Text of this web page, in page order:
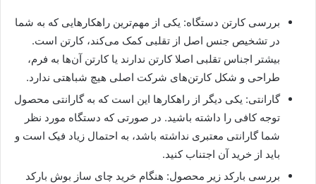
بررسی کارتن دستگاه: یکی از مهم‌ترین راهکارهایی که به شما
در تشخیص جنس اصل از تقلبی کمک می‌کند، کارتن است.
بیشتر اجناس تقلبی اصلا کارتن ندارند یا کارتن آن‌ها به فرم،
طراحی و شکل کارتن‌های شرکت اصلی هیچ شباهتی ندارد.
گارانتی: یکی دیگر از راهکارها این است که به گارانتی محصول
توجه کافی را داشته باشید. در صورتی که دستگاه مورد نظر
شما گارانتی معتبری نداشته باشد، به احتمال زیاد فیک است و
باید از خرید آن اجتناب کنید.
بررسی بارکد زیر محصول: هنگام خرید چای ساز بوش بارکد